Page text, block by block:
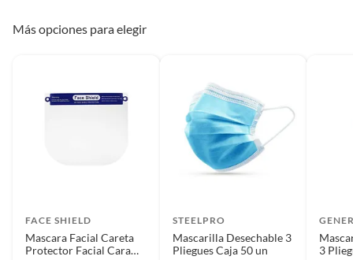
Más opciones para elegir
FACE SHIELD
Mascara Facial Careta
Protector Facial Cara
STEELPRO
Mascarilla Desechable 3
Pliegues Caja 50 un
3